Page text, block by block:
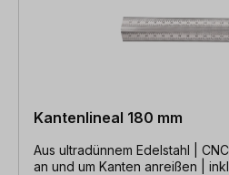
Kantenlineal 180 mm
Aus ultradünnem Edelstahl |
an und um Kanten anreißen |